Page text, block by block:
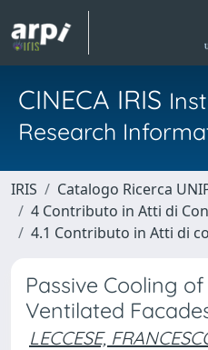
CINECA IRIS
Research
IRIS
Catalogo Ricerca
4 Contributo in Atti di
4.1 Contributo in Atti di
Passive Cooling
Ventilated
LECCESE,